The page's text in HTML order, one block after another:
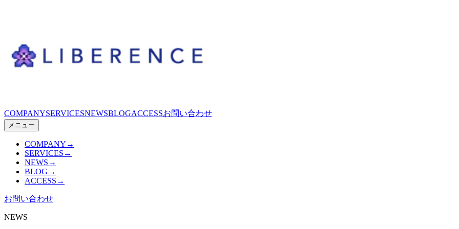
COMPANYSERVICESNEWSBLOGACCESSお問い合わせ
メニュー
COMPANY →
SERVICES →
NEWS →
BLOG →
ACCESS →
お問い合わせ
NEWS